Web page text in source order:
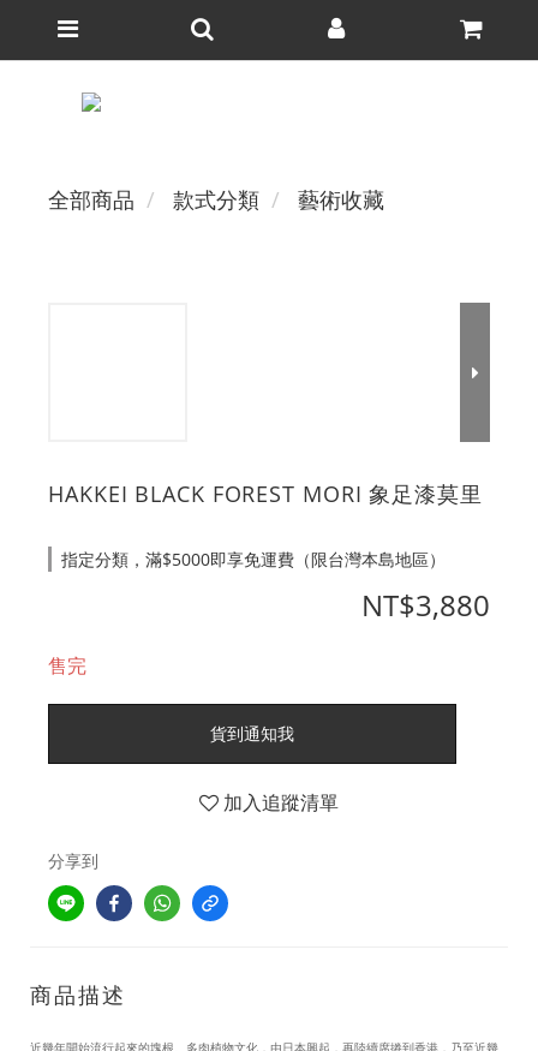
全部商品 款式分類 藝術收藏
HAKKEI BLACK FOREST MORI 象足漆莫里
指定分類，滿$5000即享免運費（限台灣本島地區）
NT$3,880
售完
貨到通知我
加入追蹤清單
分享到
商品描述
近幾年開始流行起來的塊根、多肉植物文化，由日本興起，再陸續席捲到香港，乃至近幾